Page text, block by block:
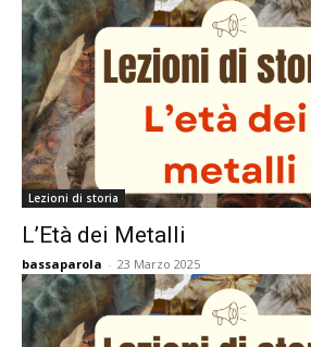
Lezioni di storia
L’Età dei Metalli
bassaparola - 23 Marzo 2025